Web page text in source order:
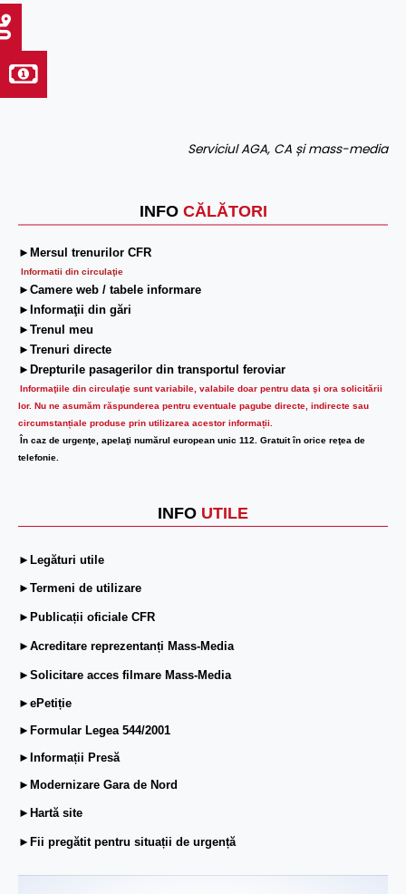
INFO CĂLĂTORI
►Mersul trenurilor CFR
Informatii din circulaţie
►Camere web / tabele informare
►Informaţii din gări
►Trenul meu
►Trenuri directe
►Drepturile pasagerilor din transportul feroviar
Informaţiile din circulaţie sunt variabile, valabile doar pentru data şi ora solicitării
lor. Nu ne asumăm răspunderea pentru eventuale pagube directe, indirecte sau
circumstanțiale produse prin utilizarea acestor informații.
În caz de urgenţe, apelaţi numărul european unic 112. Gratuit în orice reţea de
telefonie.
INFO UTILE
►Legături utile
►Termeni de utilizare
►Publicații oficiale CFR
►Acreditare reprezentanți Mass-Media
►Solicitare acces filmare Mass-Media
►ePetiție
►Formular Legea 544/2001
►Informații Presă
►Modernizare Gara de Nord
►Hartă site
►Fii pregătit pentru situații de urgență
Serviciul AGA, CA și mass-media